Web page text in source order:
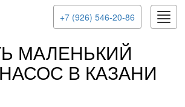
+7 (926) 546-20-86
МАЛЕНЬКИЙ
В КАЗАНИ